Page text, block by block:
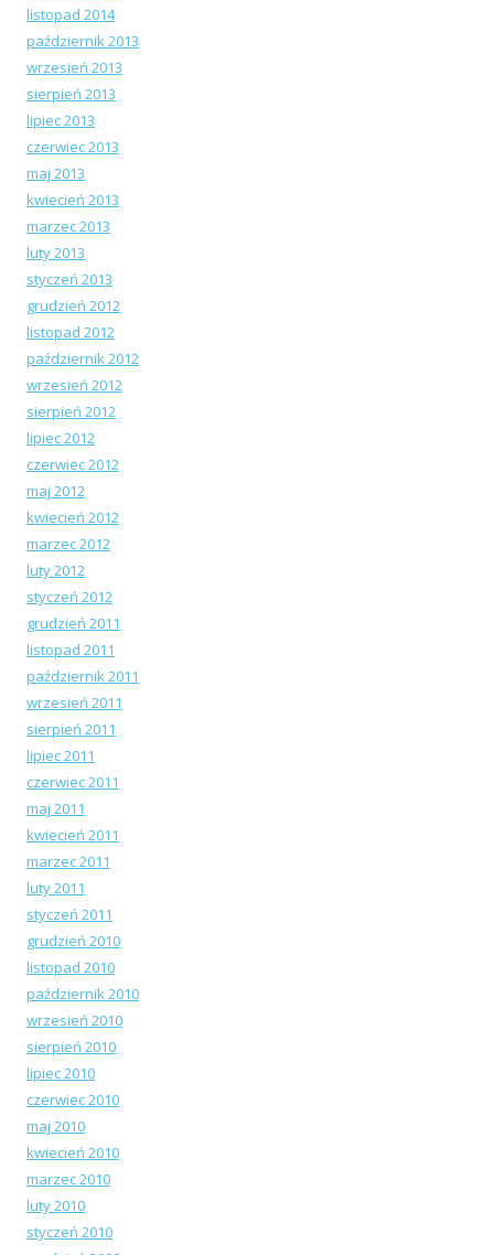
listopad 2014
październik 2013
wrzesień 2013
sierpień 2013
lipiec 2013
czerwiec 2013
maj 2013
kwiecień 2013
marzec 2013
luty 2013
styczeń 2013
grudzień 2012
listopad 2012
październik 2012
wrzesień 2012
sierpień 2012
lipiec 2012
czerwiec 2012
maj 2012
kwiecień 2012
marzec 2012
luty 2012
styczeń 2012
grudzień 2011
listopad 2011
październik 2011
wrzesień 2011
sierpień 2011
lipiec 2011
czerwiec 2011
maj 2011
kwiecień 2011
marzec 2011
luty 2011
styczeń 2011
grudzień 2010
listopad 2010
październik 2010
wrzesień 2010
sierpień 2010
lipiec 2010
czerwiec 2010
maj 2010
kwiecień 2010
marzec 2010
luty 2010
styczeń 2010